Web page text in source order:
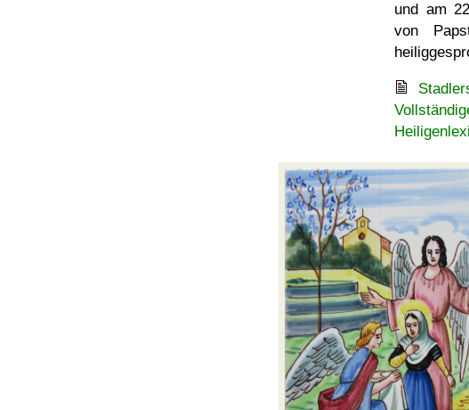
und am
von